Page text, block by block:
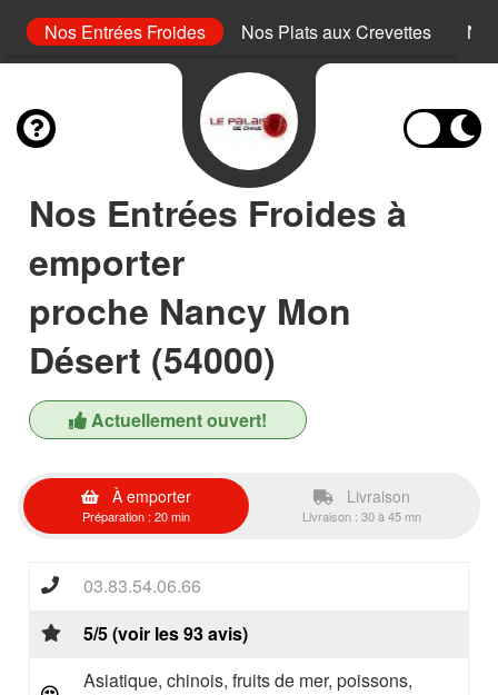
Nos Entrées Froides Nos Plats aux Crevettes
Nos Entrées Froides à
emporter
proche Nancy Mon
Désert (54000)
Actuellement ouvert!
À emporter
Préparation : 20 min
Livraison
Livraison : 30 à 45 mn
03.83.54.06.66
5/5 (voir les 93 avis)
Asiatique, chinois, fruits de mer, poissons,